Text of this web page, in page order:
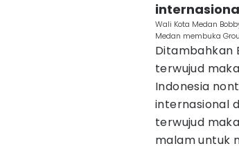
Wali Kota Medan
Medan membuka
Ditambahkan
terwujud
Indonesia
internasional
terwujud
malam untuk